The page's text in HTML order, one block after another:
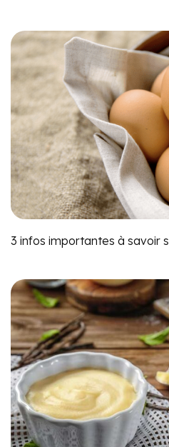
3 infos importantes à savoir